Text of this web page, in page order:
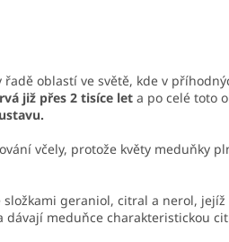
řadě oblastí ve světě, kde v
již přes 2 tisíce let a po celé toto
včely, protože květy meduňky
geraniol, citral a nerol,
meduňce charakteristickou